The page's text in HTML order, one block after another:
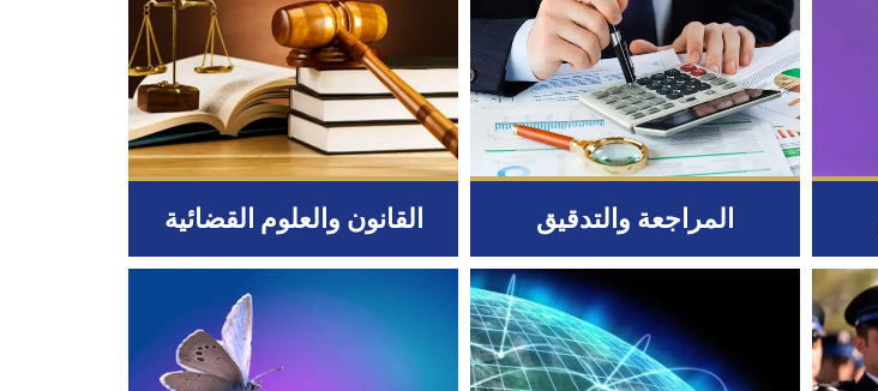
المراجعة والتدقيق القانون والعلوم القضائية